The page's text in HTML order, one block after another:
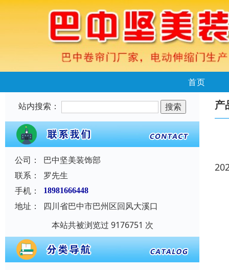
首页
站内搜索：
公司：
巴中坚美装饰部
联系：
罗先生
手机：
18981666448
地址：
四川省巴中市巴州区回风大溪口
本站共被浏览过 9176751 次
产